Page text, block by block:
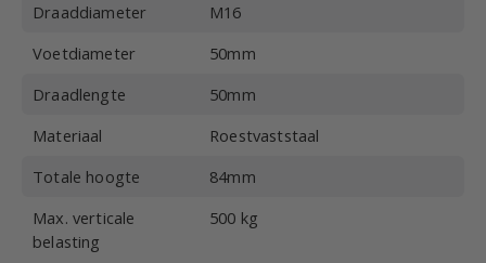
Draaddiameter
M16
Voetdiameter
50mm
Draadlengte
50mm
Materiaal
Roestvaststaal
Totale hoogte
84mm
Max. verticale
belasting
500 kg